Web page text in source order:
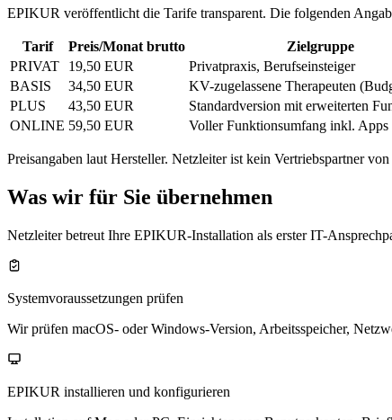
EPIKUR veröffentlicht die Tarife transparent. Die folgenden
Tarif Preis/Monat brutto
Zielgruppe
PRIVAT
19,50 EUR
Privatpraxis, Berufseinsteiger
BASIS
34,50 EUR
KV-zugelassene Therapeuten
PLUS
43,50 EUR
Standardversion mit erweiterten
ONLINE 59,50 EUR Voller Funktionsumfang inkl. Apps
Preisangaben laut Hersteller. Netzleiter ist kein Vertriebspartner
Was wir für Sie übernehmen
Netzleiter betreut Ihre EPIKUR-Installation als erster IT-
Systemvoraussetzungen prüfen
Wir prüfen macOS- oder Windows-Version, Arbeitsspeicher,
EPIKUR installieren und konfigurieren